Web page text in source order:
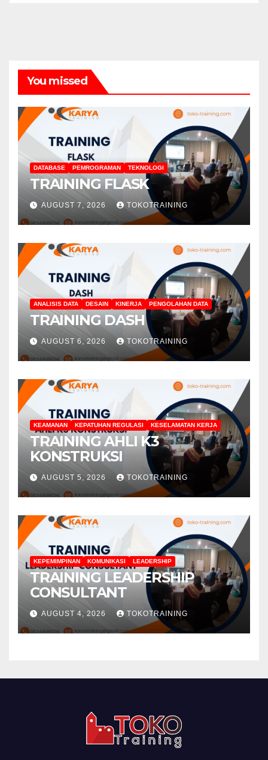
You missed
DATABASE PEMROGRAMAN TEKNOLOGI
TRAINING FLASK
AUGUST 7, 2026 TOKOTRAINING
ANALISIS DATA DESAIN KINERJA PENGOLAHAN DATA
TRAINING DASH
AUGUST 6, 2026 TOKOTRAINING
KEAMANAN KEPATUHAN REGULASI KESELAMATAN KERJA
TRAINING AHLI K3
KONSTRUKSI
AUGUST 5, 2026 TOKOTRAINING
KEPEMIMPINAN KOMUNIKASI LEADERSHIP
TRAINING LEADERSHIP
CONSULTANT
AUGUST 4, 2026 TOKOTRAINING